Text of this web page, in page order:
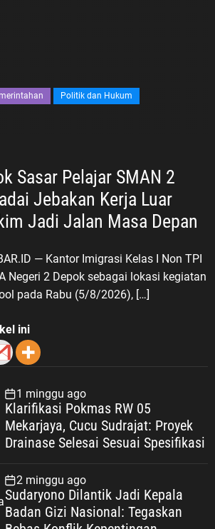
Politik dan Hukum
Sasar Pelajar SMAN 2
Jebakan Kerja Luar
— Kantor Imigrasi Kelas I Non TPI
Negeri 2 Depok sebagai lokasi kegiatan
pada Rabu (5/8/2026), […]
ini
1 minggu ago
Klarifikasi Pokmas RW 05
Mekarjaya, Cucu Sudrajat: Proyek
Drainase Selesai Sesuai Spesifikasi
2 minggu ago
Sudaryono Dilantik Jadi Kepala
Badan Gizi Nasional: Tegaskan